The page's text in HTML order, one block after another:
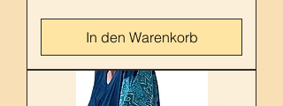
In den Warenkorb